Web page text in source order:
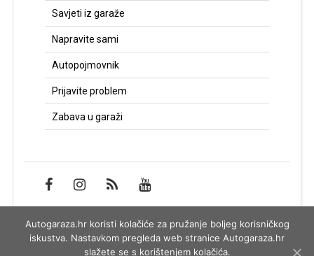
Savjeti iz garaže
Napravite sami
Autopojmovnik
Prijavite problem
Zabava u garaži
Impressum
Autogaraza.hr koristi kolačiće za pružanje boljeg korisničkog
iskustva. Nastavkom pregleda web stranice Autogaraza.hr
slažete se s korištenjem kolačića.